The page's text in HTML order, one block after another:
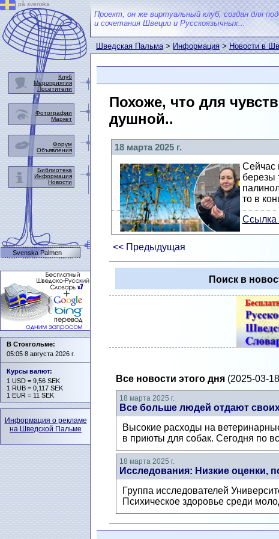
Проект, он же виртуальный клуб, создан для
и сочетания Швеции и Русскоязычных...
Шведская Пальма>Информация>Новости в
Похоже, что для
душной..
18 марта 2025 г.
Сейчас
березы
то в
Ссылка
<< Предыдущая
Поиск в
Все новости этого дня(2025-03-
18 марта 2025 г.
Все больше людей отдают
Высокие расходы на
в приюты для собак. Сегодня по
18 марта 2025 г.
Исследования: Низкие оценки,
Группа исследователей
Психическое здоровье среди
på svenska
Клуб
Мероприятия
Посетители
Фотографии
Маркет
Форум
Объявления
Библиотека
Информация
Новости
Svenska Palmen
В Стокгольме:
05:05 8 августа 2026 г.
Курсы валют:
1 USD = 9,56 SEK
1 RUB = 0,117 SEK
1 EUR = 11 SEK
Информация о рекламе
на Шведской Пальме